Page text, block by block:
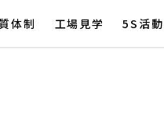
体制 工場見学 5S活動